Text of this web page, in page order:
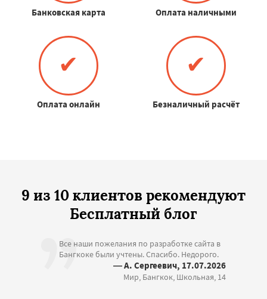
Банковская карта Оплата наличными
✔
Оплата онлайн
✔
Безналичный расчёт
9 из 10 клиентов рекомендуют
Бесплатный блог
Все наши пожелания по разработке сайта в
Бангкоке были учтены. Спасибо. Недорого.
— А. Сергеевич, 17.07.2026
Мир, Бангкок, Школьная, 14